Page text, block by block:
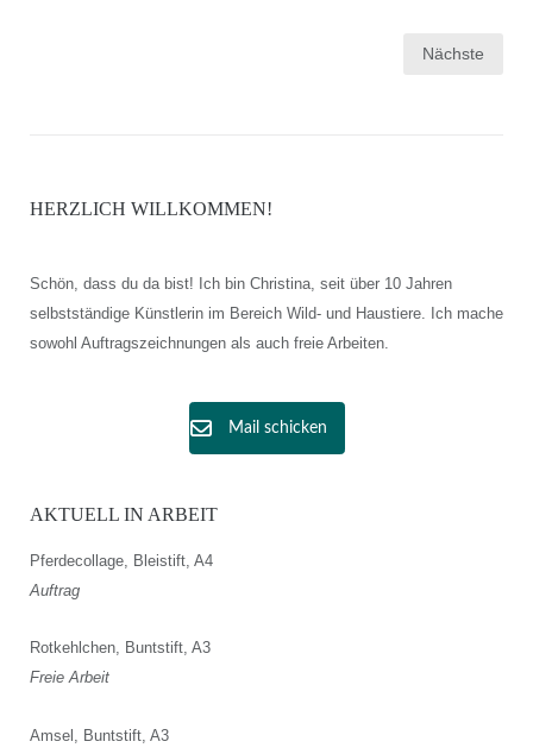
Nächste
HERZLICH WILLKOMMEN!
Schön, dass du da bist! Ich bin Christina, seit über 10 Jahren
selbstständige Künstlerin im Bereich Wild- und Haustiere. Ich mache
sowohl Auftragszeichnungen als auch freie Arbeiten.
Mail schicken
AKTUELL IN ARBEIT
Pferdecollage, Bleistift, A4
Auftrag
Rotkehlchen, Buntstift, A3
Freie Arbeit
Amsel, Buntstift, A3